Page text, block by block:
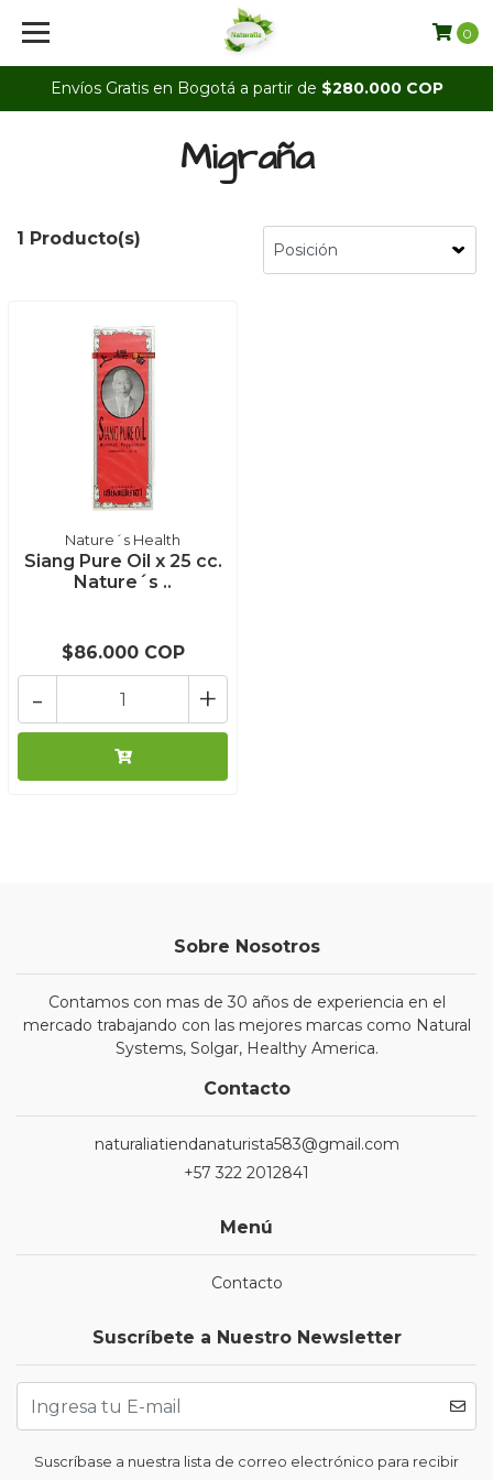
Envíos Gratis en Bogotá a partir de $280.000 COP
0
Migraña
1 Producto(s)
Nature´s Health
Siang Pure Oil x 25 cc.
Nature´s ..
$86.000 COP
+
-
Sobre Nosotros
Contamos con mas de 30 años de experiencia en el
mercado trabajando con las mejores marcas como Natural
Systems, Solgar, Healthy America.
Contacto
naturaliatiendanaturista583@gmail.com
+57 322 2012841
Menú
Contacto
Suscríbete a Nuestro Newsletter
Suscríbase a nuestra lista de correo electrónico para recibir